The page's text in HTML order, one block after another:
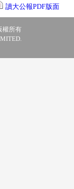
讀大公報PDF版面
權所有